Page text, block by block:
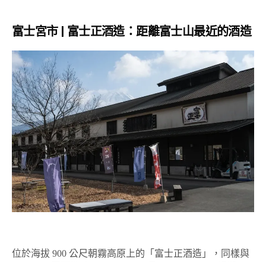
富士宮市 | 富士正酒造：距離富士山最近的酒造
位於海拔 900 公尺朝霧高原上的「富士正酒造」，同樣與